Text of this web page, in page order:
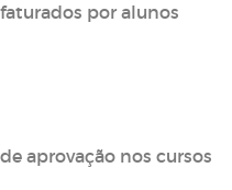
faturados por alunos
de aprovação nos cursos